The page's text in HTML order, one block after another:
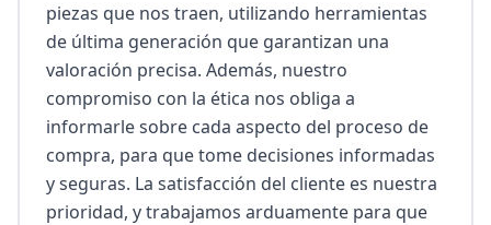
piezas que nos traen, utilizando herramientas
de última generación que garantizan una
valoración precisa. Además, nuestro
compromiso con la ética nos obliga a
informarle sobre cada aspecto del proceso de
compra, para que tome decisiones informadas
y seguras. La satisfacción del cliente es nuestra
prioridad, y trabajamos arduamente para que